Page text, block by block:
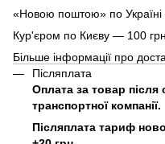
«Новою поштою» по Україні
Кур'єром по Києву — 100
Більше інформації про
Післяплата
Оплата за товар після
транспортної компанії.
Післяплата тариф